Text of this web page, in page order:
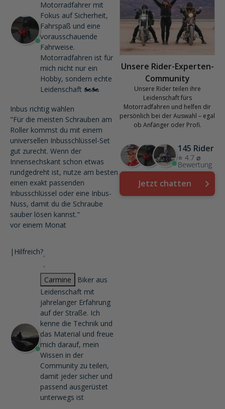
Motorradfahrer mit
Fokus auf Sicherheit,
Fahrspaß und eine
vorausschauende
Fahrweise.
Motorradfahren ist für
mich nicht nur ein
Hobby, sondern echte
Leidenschaft 🏍️🏍️
Inbus richtig wählen
"Für die meisten Schrauben am
Roller kommst du mit einem
universellen Inbusschlüssel-Set
gut zurecht. Wenn der
Innensechskant schon etwas
rundgedreht ist, nutze am besten
einen exakt passenden
Inbusschlüssel oder eine Inbus-
Nuss, damit du die Schraube
sauber lösen kannst."
vor einem Monat
| Hilfreich?
Carmine
Biker aus
Leidenschaft mit
jahrelanger Erfahrung
auf der Straße. Ich
kenne die Technik und
das Material und freue
mich darauf, mein
Wissen in der
Community zu teilen,
damit jeder sicher und
passend ausgerüstet
unterwegs ist
Unsere Rider-Experten-
Community
Unsere Rider teilen ihre
Leidenschaft fürs
Motorradfahren und helfen dir
persönlich bei der Auswahl – egal
ob Anfänger oder Profi.
145 Rider
⭐ 4.7 ⌀
Bewertung
Jetzt chatten